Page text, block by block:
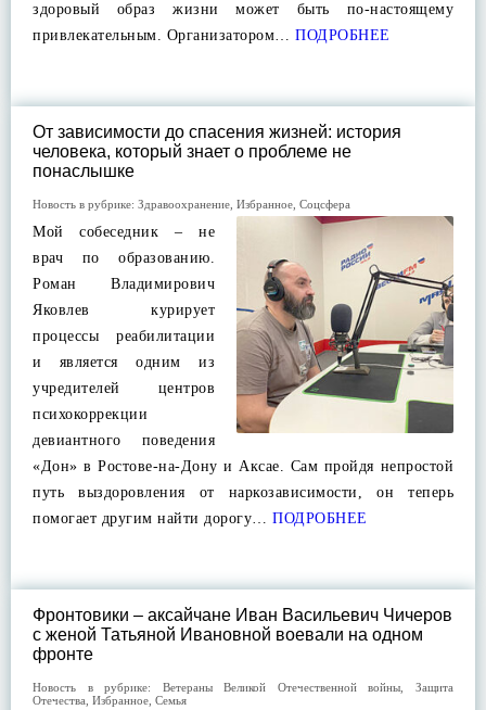
здоровый образ жизни может быть по-настоящему
привлекательным. Организатором… ПОДРОБНЕЕ
От зависимости до спасения жизней: история
человека, который знает о проблеме не
понаслышке
Новость в рубрике: Здравоохранение Избранное Соцсфера
Мой собеседник – не
врач по образованию.
Роман Владимирович
Яковлев курирует
процессы реабилитации
и является одним из
учредителей центров
психокоррекции
девиантного поведения
«Дон» в Ростове-на-Дону и Аксае. Сам пройдя непростой
путь выздоровления от наркозависимости, он теперь
помогает другим найти дорогу… ПОДРОБНЕЕ
Фронтовики – аксайчане Иван Васильевич Чичеров
с женой Татьяной Ивановной воевали на одном
фронте
Новость в рубрике: Ветераны Великой Отечественной войны ,Защита
Отечества Избранное Семья